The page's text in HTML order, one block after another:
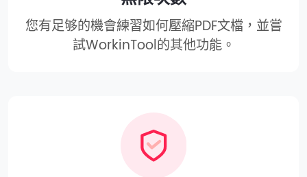
您有足够的機會練習如何壓縮PDF文檔，並嘗
試WorkinTool的其他功能。